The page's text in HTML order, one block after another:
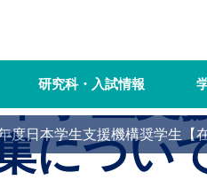
研究科・入試情報
度日本学生支援機構奨学生【
学生支
につい